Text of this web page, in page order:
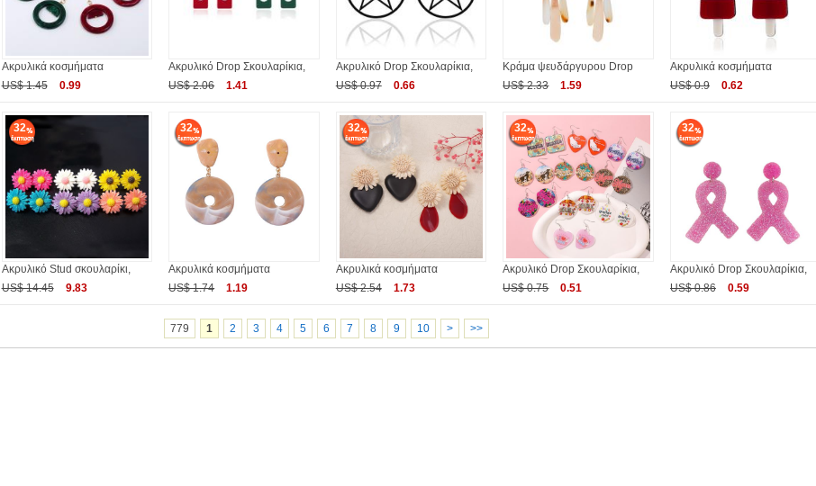
Ακρυλικά κοσμήματα
US$ 1.45
0.99
Ακρυλικό Drop Σκουλαρίκια,
US$ 2.06
1.41
Ακρυλικό Drop Σκουλαρίκια,
US$ 0.97
0.66
Κράμα ψευδάργυρου Drop
US$ 2.33
1.59
Ακρυλικά κοσμήματα
US$ 0.9
0.62
32
Ακρυλικό Stud σκουλαρίκι,
US$ 14.45
9.83
32
Ακρυλικά κοσμήματα
US$ 1.74
1.19
32
Ακρυλικά κοσμήματα
US$ 2.54
1.73
32
Ακρυλικό Drop Σκουλαρίκια,
US$ 0.75
0.51
32
Ακρυλικό Drop Σκουλαρίκια,
US$ 0.86
0.59
779 1 2 3 4 5 6 7 8 9 10 > >>